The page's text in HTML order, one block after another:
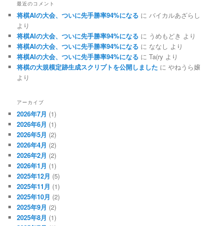
最近のコメント
将棋AIの大会、ついに先手勝率94%になる にバイカルあざらし
より
将棋AIの大会、ついに先手勝率94%になる に うめもどき より
将棋AIの大会、ついに先手勝率94%になる に ななし より
将棋AIの大会、ついに先手勝率94%になる にTa(ry より
将棋の大規模定跡生成スクリプトを公開しました にやねうら嬢
より
アーカイブ
2026年7月 (1)
2026年6月 (1)
2026年5月 (2)
2026年4月 (2)
2026年2月 (2)
2026年1月 (1)
2025年12月 (5)
2025年11月 (1)
2025年10月 (2)
2025年9月 (2)
2025年8月 (1)